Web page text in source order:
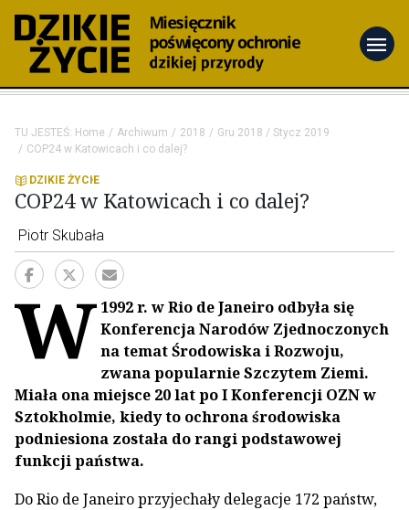
menu
TU JESTEŚ: Home Archiwum 2018
Gru 2018 / Stycz 2019
COP24 w Katowicach i co dalej?
DZIKIE ŻYCIE
COP24 w Katowicach i co dalej?
Piotr Skubała
W 1992 r. w Rio de Janeiro odbyła się
Konferencja Narodów Zjednoczonych
na temat Środowiska i Rozwoju,
zwana popularnie Szczytem Ziemi.
Miała ona miejsce 20 lat po I Konferencji OZN w
Sztokholmie, kiedy to ochrona środowiska
podniesiona została do rangi podstawowej
funkcji państwa.
Do Rio de Janeiro przyjechały delegacje 172 państw,